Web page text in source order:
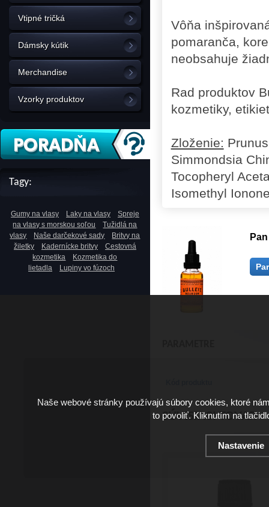
Vtipné tričká
Dámsky kútik
Merchandise
Vzorky produktov
Tagy:
Gumy na vlasy Laky na vlasy
Spreje
na vlasy s morskou soľou
Tužidlá na
vlasy
Naše darčekové sady
Britvy na
žiletky
Kadernícke britvy
Cestovná
kozmetika
Kozmetika do
lietadla
Lupiny vo fúzoch
Vôňa
pomaranča,
neobsahuje
Rad produktov
kozmetiky,
Zloženie:
Simmondsia
Tocopheryl
Isomethyl
SÚVISIACI TOVAR
Naše webové stránky používajú súbory cookies, ktoré
to povoliť. Kliknutím na
Nastavenie